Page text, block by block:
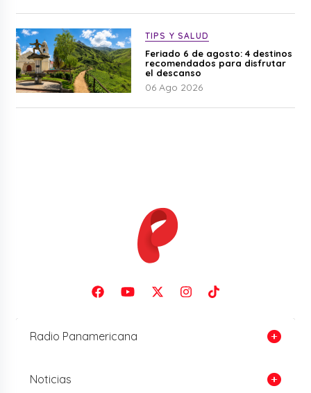
TIPS Y SALUD
Feriado 6 de agosto: 4 destinos
recomendados para disfrutar
el descanso
06 Ago 2026
Radio Panamericana
Noticias